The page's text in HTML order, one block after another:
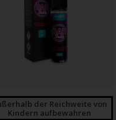
der Reichweite von
Kindern aufbewahren